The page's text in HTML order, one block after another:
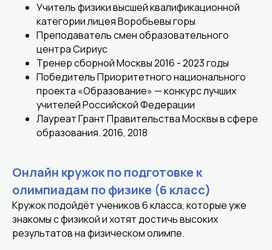
Учитель физики высшей квалификационной
категории лицея Воробьевы горы
Преподаватель смен образовательного
центра Сириус
Тренер сборной Москвы 2016 - 2023 годы
Победитель Приоритетного национального
проекта «Образование» — конкурс лучших
учителей Российской Федерации
Лауреат Грант Правительства Москвы в сфере
образования. 2016, 2018
Онлайн кружок по подготовке к
олимпиадам по физике (6 класс)
Кружок подойдёт учеников 6 класса, которые уже
знакомы с физикой и хотят достичь высоких
результатов на физическом олимпе.